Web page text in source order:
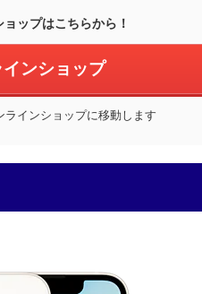
ップはこちらから！
インショップ
インショップに移動します